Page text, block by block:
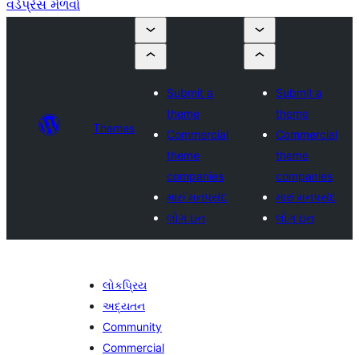
વર્ડપ્રેસ મેળવો
Themes
Submit a
theme
Commercial
theme
companies
મારું મનપસંદ
લોગ ઇન
Submit a
theme
Commercial
theme
companies
મારું મનપસંદ
લોગ ઇન
લોકપ્રિય
અદ્યતન
Community
Commercial